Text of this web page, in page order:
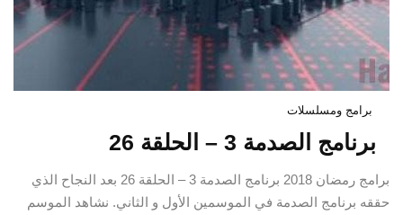
برامج ومسلسلات
برنامج الصدمة 3 – الحلقة 26
برامج رمضان 2018 برنامج الصدمة 3 – الحلقة 26 بعد النجاح الذي
حققه برنامج الصدمة في الموسمين الأول و الثاني. نشاهد الموسم